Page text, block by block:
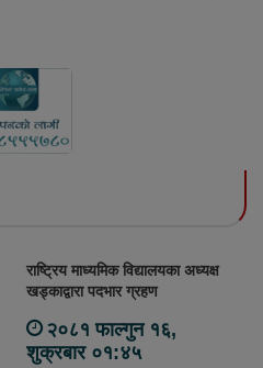
राष्ट्रिय माध्यमिक विद्यालयका अध्यक्ष
खड्काद्वारा पदभार ग्रहण
२०८१ फाल्गुन १६,
शुक्रबार ०१:४५